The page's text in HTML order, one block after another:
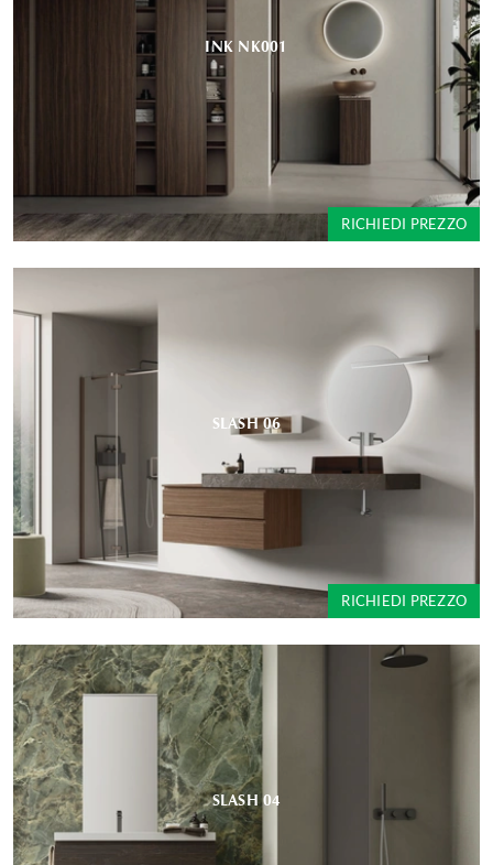
INK NK001
RICHIEDI PREZZO
SLASH 06
RICHIEDI PREZZO
SLASH 04